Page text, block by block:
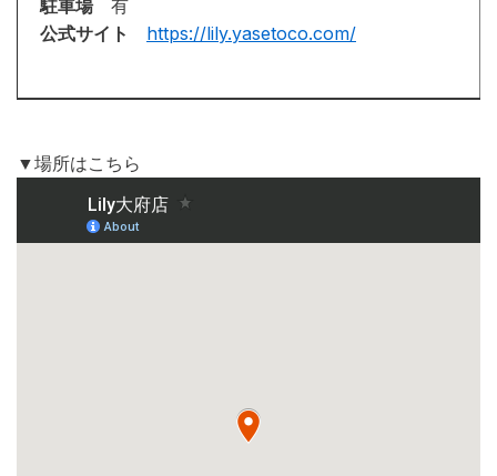
駐車場有
公式サイト https://lily.yasetoco.com/
▼場所はこちら